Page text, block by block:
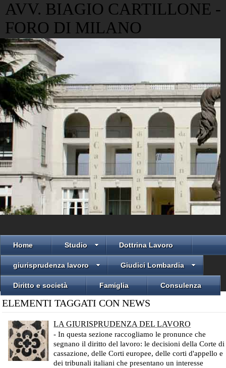
AVV. BIAGIO CARTILLONE -
FORO DI MILANO
Home Studio Dottrina Lavoro
giurisprudenza lavoro Giudici Lombardia
Diritto e società Famiglia Consulenza
ELEMENTI TAGGATI CON NEWS
LA GIURISPRUDENZA DEL LAVORO
- In questa sezione raccogliamo le pronunce che
segnano il diritto del lavoro: le decisioni della Corte di
cassazione, delle Corti europee, delle corti d'appello e
dei tribunali italiani che presentano un interesse